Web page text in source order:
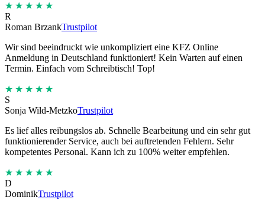
★★★★★
R
Roman BrzankTrustpilot
Wir sind beeindruckt wie unkompliziert eine KFZ Online
Anmeldung in Deutschland funktioniert! Kein Warten auf einen
Termin. Einfach vom Schreibtisch! Top!
★★★★★
S
Sonja Wild-MetzkoTrustpilot
Es lief alles reibungslos ab. Schnelle Bearbeitung und ein sehr gut
funktionierender Service, auch bei auftretenden Fehlern. Sehr
kompetentes Personal. Kann ich zu 100% weiter empfehlen.
★★★★★
D
DominikTrustpilot